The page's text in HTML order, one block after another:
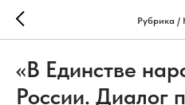
Рубрика /
«В Единстве
России. Диалог